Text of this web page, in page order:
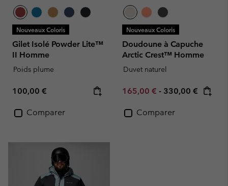
Nouveaux Coloris
Gilet Isolé Powder Lite™
II Homme
Poids plume
Regular price:
100,00 €
Comparer
Nouveaux Coloris
Doudoune à Capuche
Arctic Crest™ Homme
Duvet naturel
Minimum sale price:
165,00 € - Maximum price:
330,00 €
Comparer